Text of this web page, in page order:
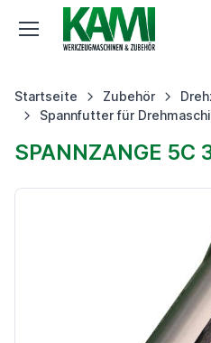
Startseite Zubehör
Spannfutter für
SPANNZANGE 5C